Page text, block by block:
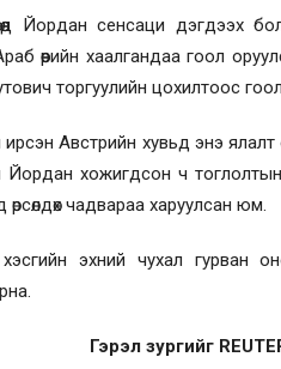
бөгөөд Йордан сенсаци
өөрийн хаалгандаа гоол
торгуулийн цохилтоос
Австрийн хувьд энэ ялалт
хожигдсон ч тоглолтын
чадвараа харуулсан юм.
эхний чухал гурван
Гэрэл зургийг